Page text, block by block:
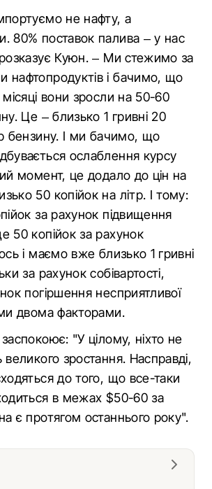
не нафту, а
80% поставок палива – у нас
Куюн. – Ми стежимо за
нафтопродуктів і бачимо, що
місяці вони зросли на 50-60
Це – близько 1 гривні 20
бензину. І ми бачимо, що
ослаблення курсу
момент, це додало до цін на
50 копійок на літр. І тому:
за рахунок підвищення
50 копійок за рахунок
і маємо вже близько 1 гривні
за рахунок собівартості,
погіршення несприятливої
двома факторами.
"У цілому, ніхто не
великого зростання. Насправді,
до того, що все-таки
в межах $50-60 за
є протягом останнього року".